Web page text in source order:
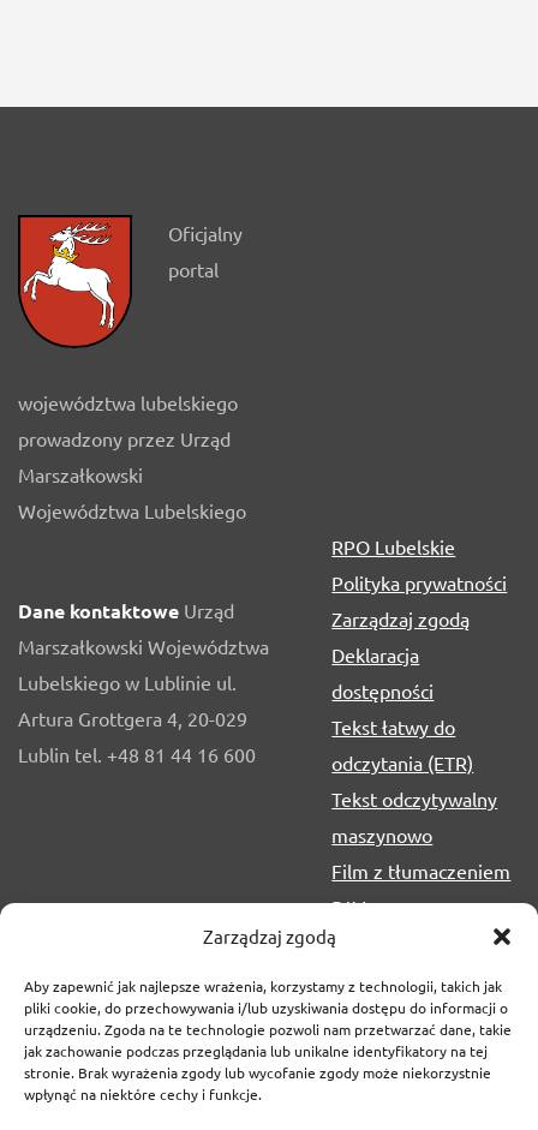
Zarządzaj zgodą
Aby zapewnić jak najlepsze wrażenia, korzystamy z technologii, takich jak
pliki cookie, do przechowywania i/lub uzyskiwania dostępu do informacji o
urządzeniu. Zgoda na te technologie pozwoli nam przetwarzać dane, takie
jak zachowanie podczas przeglądania lub unikalne identyfikatory na tej
stronie. Brak wyrażenia zgody lub wycofanie zgody może niekorzystnie
wpłynąć na niektóre cechy i funkcje.
Oficjalny
portal
województwa lubelskiego
prowadzony przez Urząd
Marszałkowski
Województwa Lubelskiego
Dane kontaktowe Urząd
Marszałkowski Województwa
Lubelskiego w Lublinie ul.
Artura Grottgera 4, 20-029
Lublin tel. +48 81 44 16 600
RPO Lubelskie
Polityka prywatności
Zarządzaj zgodą
Deklaracja
dostępności
Tekst łatwy do
odczytania (ETR)
Tekst odczytywalny
maszynowo
Film z tłumaczeniem
PJM